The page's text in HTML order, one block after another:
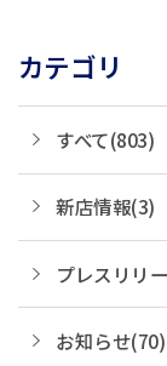
カテゴリ
すべて(803)
新店情報(3)
プレスリリ
お知らせ(70)